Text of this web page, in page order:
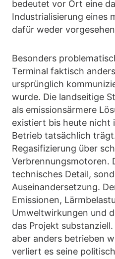
bedeutet vor Ort eine
Industrialisierung eines
dafür weder
Besonders
Terminal faktisch
ursprünglich
wurde. Die landseitige
als emissionsärmere
existiert bis heute nicht
Betrieb tatsächlich
Regasifizierung über
Verbrennungsmotoren.
technisches Detail,
Auseinandersetzung.
Emissionen,
Umweltwirkungen und
das Projekt
aber anders betrieben
verliert es seine